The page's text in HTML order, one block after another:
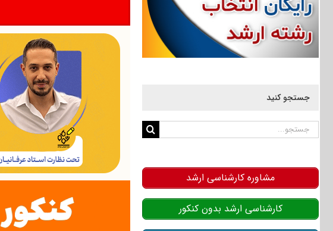
جستجو کنید
جستجو
مشاوره کارشناسی ارشد
کارشناسی ارشد بدون کنکور